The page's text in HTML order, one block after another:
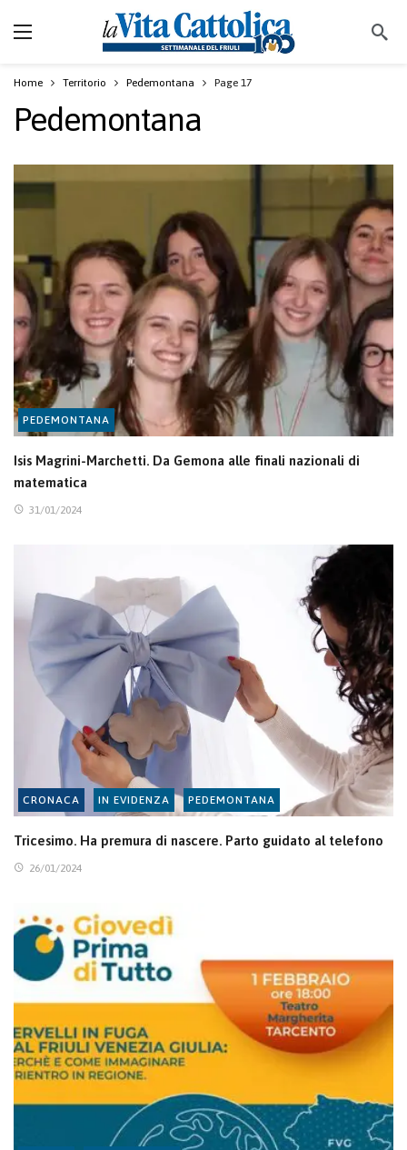
Home Territorio Pedemontana Page 17
Pedemontana
PEDEMONTANA
Isis Magrini-Marchetti. Da Gemona alle finali nazionali di
matematica
31/01/2024
CRONACA IN EVIDENZA PEDEMONTANA
Tricesimo. Ha premura di nascere. Parto guidato al telefono
26/01/2024